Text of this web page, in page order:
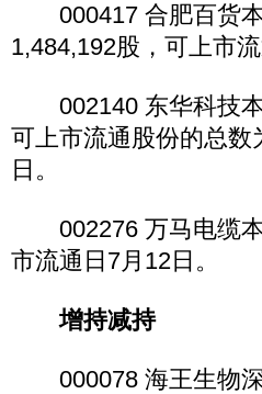
000417 合肥百货本
1,484,192股，可上市流
002140 东华科技本
可上市流通股份的总数
日。
002276 万马电缆本
市流通日7月12日。
增持减持
000078 海王生物深